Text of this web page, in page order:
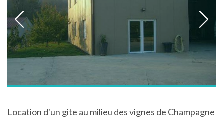
Location d'un gite au milieu des vignes de Champagne